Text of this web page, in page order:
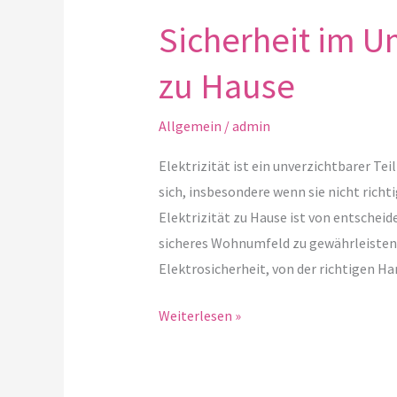
Sicherheit im
zu Hause
Allgemein /admin
Elektrizität ist ein unverzichtbarer Teil
sich, insbesondere wenn sie nicht
Elektrizität zu Hause ist von
sicheres Wohnumfeld zu
Elektrosicherheit, von der richtigen
Weiterlesen »